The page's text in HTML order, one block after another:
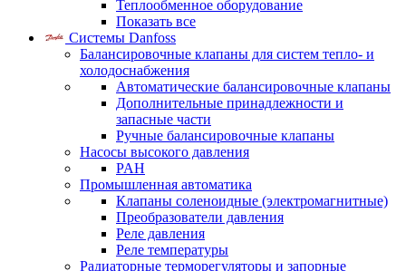
Теплообменное оборудование
Показать все
Системы Danfoss
Балансировочные клапаны для систем тепло- и
холодоснабжения
Автоматические балансировочные клапаны
Дополнительные принадлежности и
запасные части
Ручные балансировочные клапаны
Насосы высокого давления
PAH
Промышленная автоматика
Клапаны соленоидные (электромагнитные)
Преобразователи давления
Реле давления
Реле температуры
Радиаторные терморегуляторы и запорные